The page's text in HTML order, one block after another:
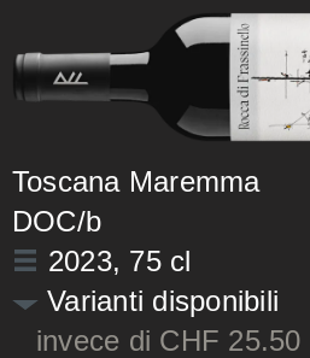
Toscana Maremma
DOC/b
2023, 75 cl
Varianti disponibili
invece di CHF 25.50